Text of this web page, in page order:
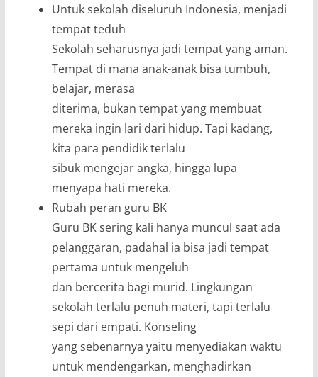
Untuk sekolah diseluruh Indonesia, menjadi
tempat teduh
Sekolah seharusnya jadi tempat yang aman.
Tempat di mana anak-anak bisa tumbuh,
belajar, merasa
diterima, bukan tempat yang membuat
mereka ingin lari dari hidup. Tapi kadang,
kita para pendidik terlalu
sibuk mengejar angka, hingga lupa
menyapa hati mereka.
Rubah peran guru BK
Guru BK sering kali hanya muncul saat ada
pelanggaran, padahal ia bisa jadi tempat
pertama untuk mengeluh
dan bercerita bagi murid. Lingkungan
sekolah terlalu penuh materi, tapi terlalu
sepi dari empati. Konseling
yang sebenarnya yaitu menyediakan waktu
untuk mendengarkan, menghadirkan